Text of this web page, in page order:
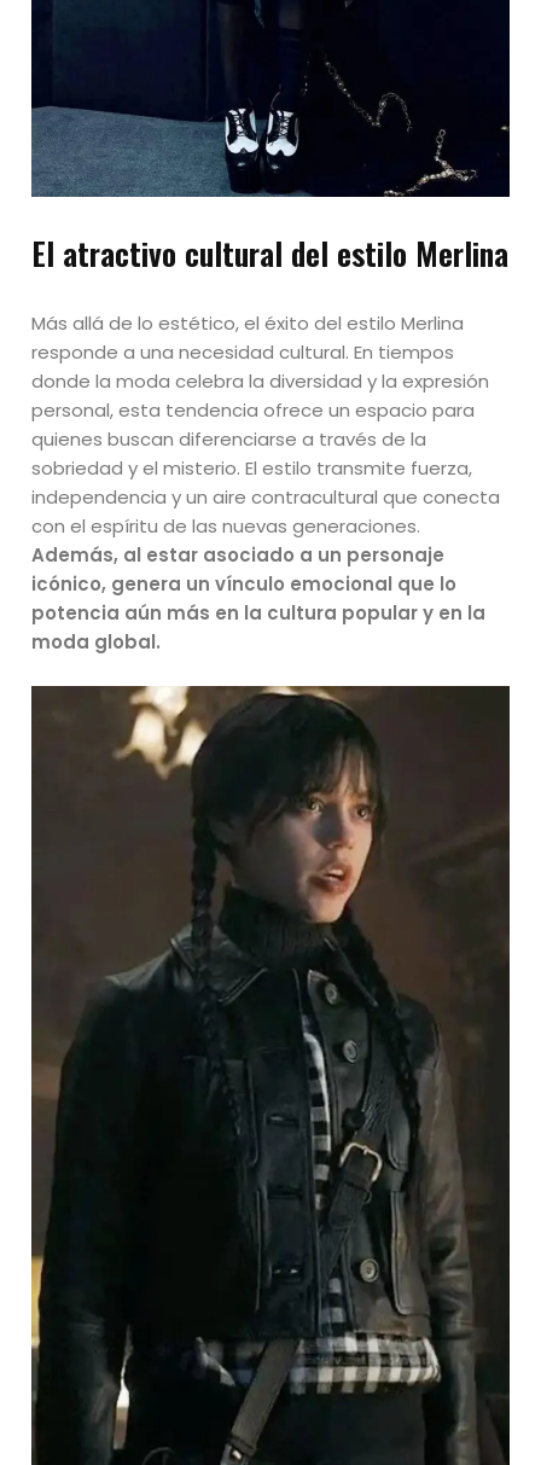
El atractivo cultural del estilo Merlina
Más allá de lo estético, el éxito del estilo Merlina
responde a una necesidad cultural. En tiempos
donde la moda celebra la diversidad y la expresión
personal, esta tendencia ofrece un espacio para
quienes buscan diferenciarse a través de la
sobriedad y el misterio. El estilo transmite fuerza,
independencia y un aire contracultural que conecta
con el espíritu de las nuevas generaciones.
Además, al estar asociado a un personaje
icónico, genera un vínculo emocional que lo
potencia aún más en la cultura popular y en la
moda global.